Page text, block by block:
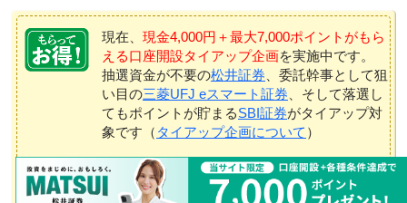
現在、 現金4,000円＋最大7,000ポイントがもら
える口座開設タイアップ企画を実施中です。
抽選資金が不要の松井証券 、委託幹事として狙
い目の三菱UFJ eスマート証券 、そして落選し
てもポイントが貯まるSBI証券がタイアップ対
象です（ タイアップ企画について ）